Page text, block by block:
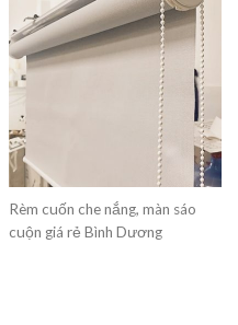
Rèm cuốn che nắng, màn sáo
cuộn giá rẻ Bình Dương